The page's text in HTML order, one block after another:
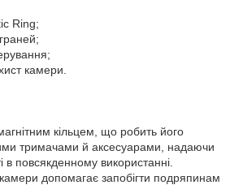
Ring;
камери.
кільцем, що робить його
тримачами й аксесуарами, надаючи
в повсякденному використанні.
допомагає запобігти подряпинам